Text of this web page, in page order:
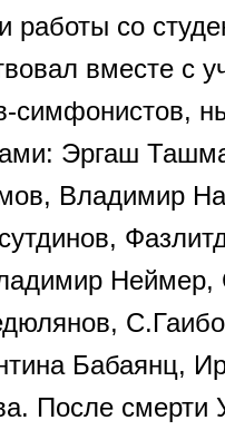
работы со
вместе с
Эргаш
Владимир
Неймер,
Бабаянц,
После